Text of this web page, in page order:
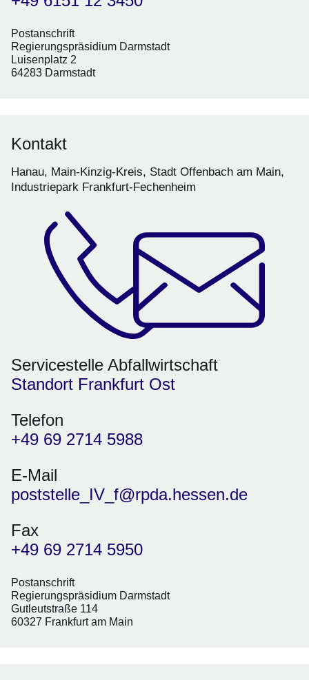
Postanschrift
Regierungspräsidium Darmstadt
Luisenplatz 2
64283 Darmstadt
Kontakt
Hanau, Main-Kinzig-Kreis, Stadt Offenbach am Main,
Industriepark Frankfurt-Fechenheim
Servicestelle Abfallwirtschaft
Standort Frankfurt Ost
Telefon
+49 69 2714 5988
E-Mail
poststelle_IV_f@rpda.hessen.de
Fax
+49 69 2714 5950
Postanschrift
Regierungspräsidium Darmstadt
Gutleutstraße 114
60327 Frankfurt am Main